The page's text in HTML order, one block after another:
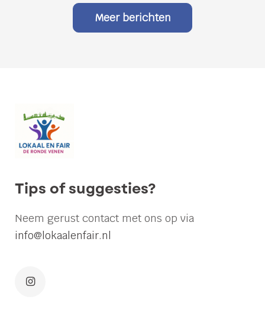
Meer berichten
naar
keer
het
afvalbrengstation:
raad
stemt
voor
verruiming
Tips of suggesties?
Neem gerust contact met ons op via
info@lokaalenfair.nl